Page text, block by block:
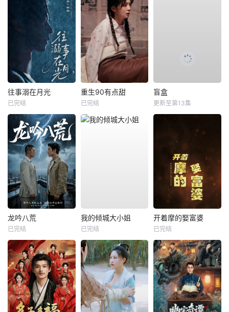
往事溺在月光
已完结
重生90有点甜
已完结
盲盒
更新至第13集
龙吟八荒
已完结
我的倾城大小姐
已完结
开着摩的娶富婆
已完结